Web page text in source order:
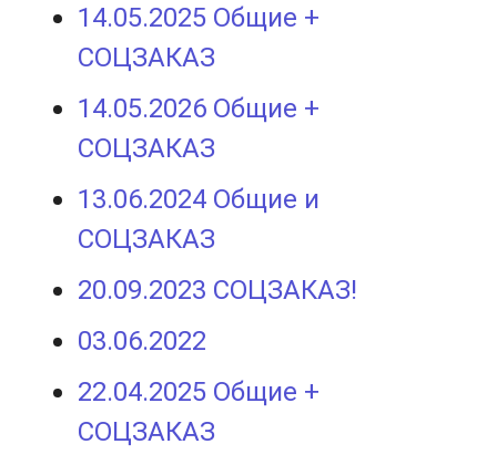
14.05.2025 Общие +
СОЦЗАКАЗ
14.05.2026 Общие +
СОЦЗАКАЗ
13.06.2024 Общие и
СОЦЗАКАЗ
20.09.2023 СОЦЗАКАЗ!
03.06.2022
22.04.2025 Общие +
СОЦЗАКАЗ